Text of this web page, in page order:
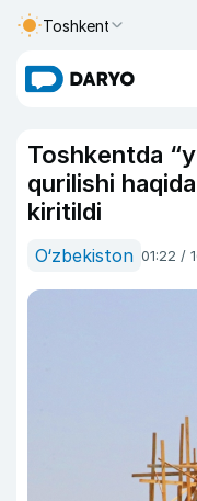
Toshkent
Toshkentda
qurilishi
kiritildi
O‘zbekiston 01:22 /